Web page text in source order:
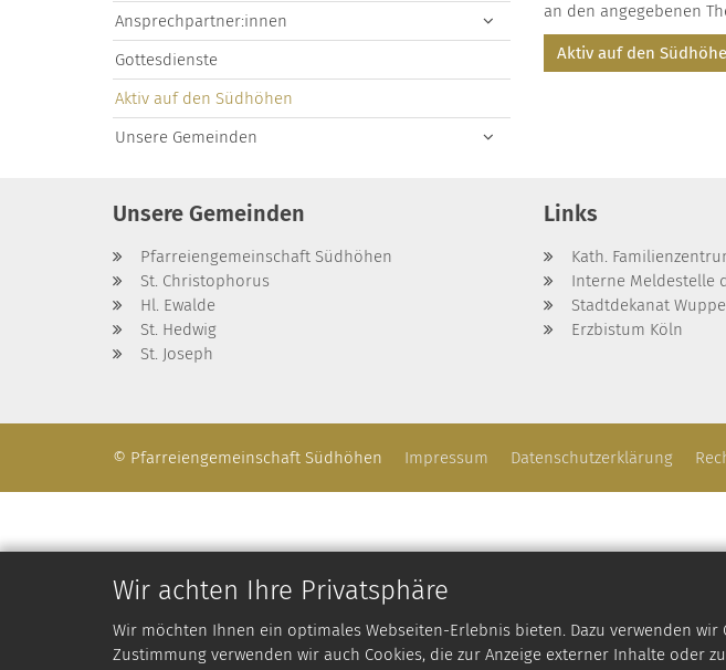
Wir achten Ihre Privatsphäre
Wir möchten Ihnen ein optimales Webseiten-Erlebnis bieten. Dazu verwenden
Zustimmung verwenden wir auch Cookies, die zur Anzeige externer Inhalte oder
an den angegebenen
Aktiv auf den
Ansprechpartner:innen
Gottesdienste
Aktiv auf den Südhöhen
Unsere Gemeinden
Unsere Gemeinden
Pfarreiengemeinschaft Südhöhen
St. Christophorus
Hl. Ewalde
St. Hedwig
St. Joseph
Links
Kath.
Interne Meldestelle
Stadtdekanat
Erzbistum Köln
© Pfarreiengemeinschaft Südhöhen Impressum Datenschutzerklärung